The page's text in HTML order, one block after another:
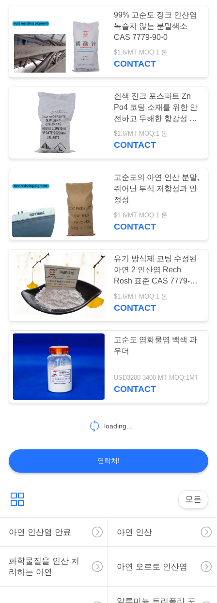
리
와
인
용
을
요
청
하
사
이
트
맵
POLICY
고열 저항하는 물자
알루미늄 트리폴리
포스페이트
127
알루미늄 인산염
80
단청 알루미늄 인산
염
알루미늄 인산염 바
인더
31
알루미늄 메타인산
염
23
99% 고순도 징크 인산염
녹슬지 않는 분말색소
CAS 7779-90-0
$1.6/MT MOQ:1 톤
CONTACT
흰색 진크 포스파트 Zn
Po4 코팅 소재를 위한 안
전하고 무해한 항강성 색
소
$1.6/MT MOQ:1 톤
CONTACT
고순도의 아연 인산 분말,
뛰어난 부식 저항성과 안
정성
$1.6/MT MOQ:1 톤
CONTACT
유기 방식제 코팅 수정된
아연 2 인산염 Rech
Rosh 표준 CAS 7779-
90-0
$1.6/MT MOQ:1 톤
CONTACT
고순도 염화물염 백색 파
우더
USD3200-3400 MT MOQ:1MT
CONTACT
loading...
연락처!
모든
아연 인산염 안료 아연 인산
화학물질을 인산 처
리하는 아연
아연 오르토 인산염